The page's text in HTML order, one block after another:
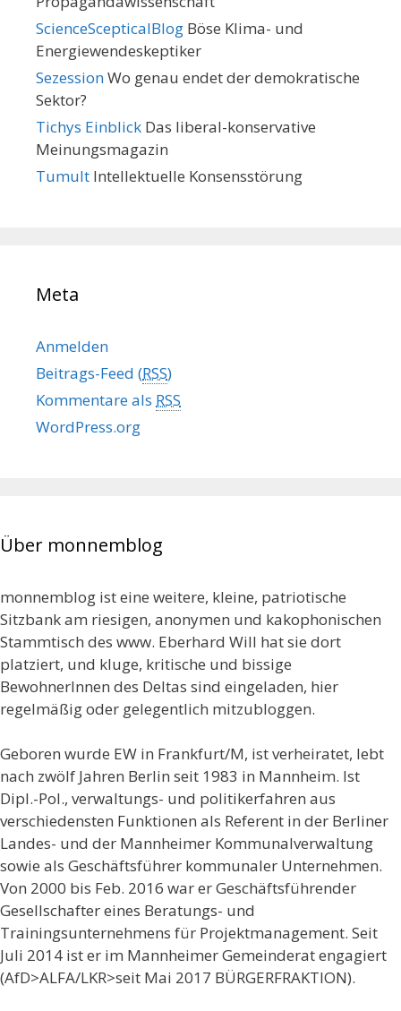
ScienceScepticalBlog Böse Klima- und
Energiewendeskeptiker
SezessionWo genau endet der demokratische
Sektor?
Tichys Einblick Das liberal-konservative
Meinungsmagazin
Tumult Intellektuelle Konsensstörung
Meta
Anmelden
Beitrags-Feed (RSS)
Kommentare als RSS
WordPress.org
Über monnemblog
monnemblog ist eine weitere, kleine, patriotische
Sitzbank am riesigen, anonymen und kakophonischen
Stammtisch des www. Eberhard Will hat sie dort
platziert, und kluge, kritische und bissige
BewohnerInnen des Deltas sind eingeladen, hier
regelmäßig oder gelegentlich mitzubloggen.
Geboren wurde EW in Frankfurt/M, ist verheiratet, lebt
nach zwölf Jahren Berlin seit 1983 in Mannheim. Ist
Dipl.-Pol., verwaltungs- und politikerfahren aus
verschiedensten Funktionen als Referent in der Berliner
Landes- und der Mannheimer Kommunalverwaltung
sowie als Geschäftsführer kommunaler Unternehmen.
Von 2000 bis Feb. 2016 war er Geschäftsführender
Gesellschafter eines Beratungs- und
Trainingsunternehmens für Projektmanagement. Seit
Juli 2014 ist er im Mannheimer Gemeinderat engagiert
(AfD>ALFA/LKR>seit Mai 2017 BÜRGERFRAKTION).